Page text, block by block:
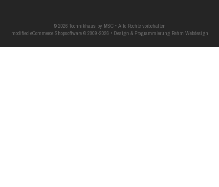
© 2026 Technikhaus by MSC • Alle Rechte vorbehalten
modified eCommerce Shopsoftware © 2009-2026 • Design & Programmierung Rehm Webdesign